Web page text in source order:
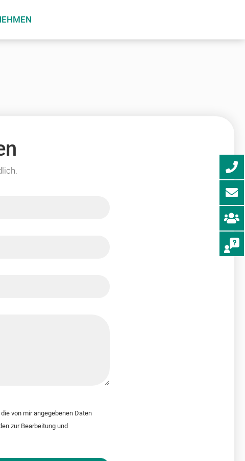
von mir angegebenen Daten
zur Bearbeitung und